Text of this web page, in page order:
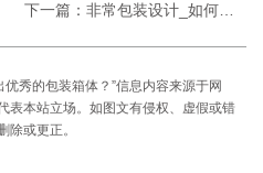
下一篇：非常包装设计_如何让你的产品独树一帜
秀的包装箱体？”信息内容来源于网
表本站立场。如图文有侵权、虚假或错
除或更正。